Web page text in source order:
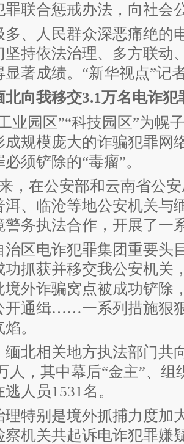
罪联合惩戒办法，向社
多、人民群众深恶痛绝的
坚持依法治理、多方联动
显著成绩。“新华视点”记
北向我移交3.1万名电诈犯
业园区”“科技园区”为幌
成规模庞大的诈骗犯罪网
须铲除的“毒瘤”。
，在公安部和云南省公
洱、临沧等地公安机关与
警务执法合作，开展了一
治区电诈犯罪集团重要头
功抓获并移交我公安机关
境外诈骗窝点被成功铲除
开通缉……一系列措施狠
。
缅北相关地方执法部门共
人，其中幕后“金主”、组
人员1531名。
理特别是境外抓捕力度加
察机关共起诉电诈犯罪嫌